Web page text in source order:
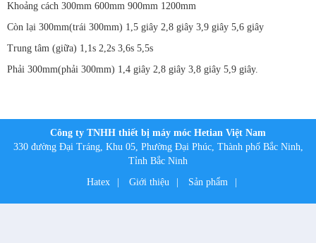
Khoảng cách 300mm 600mm 900mm 1200mm
Còn lại 300mm(trái 300mm) 1,5 giây 2,8 giây 3,9 giây 5,6 giây
Trung tâm (giữa) 1,1s 2,2s 3,6s 5,5s
Phải 300mm(phải 300mm) 1,4 giây 2,8 giây 3,8 giây 5,9 giây.
Công ty TNHH thiết bị máy móc Hetian Việt Nam
330 đường Đại Tráng, Khu 05, Phường Đại Phúc, Thành phố Bắc Ninh,
Tỉnh Bắc Ninh
Hatex
Giới thiệu Sản phẩm